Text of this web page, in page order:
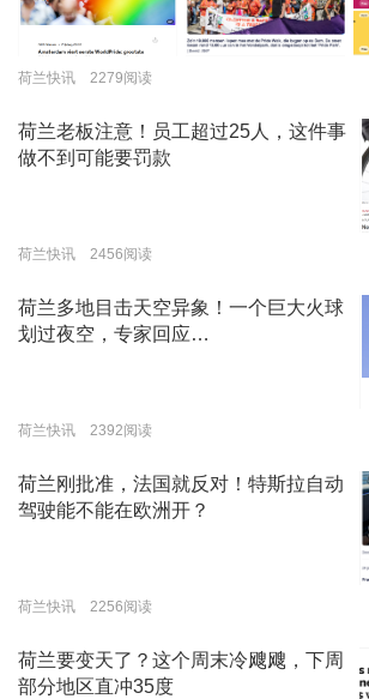
荷兰快讯 2279阅读
荷兰老板注意！员工超过25人，这件事
做不到可能要罚款
荷兰快讯 2456阅读
荷兰多地目击天空异象！一个巨大火球
划过夜空，专家回应…
荷兰快讯 2392阅读
荷兰刚批准，法国就反对！特斯拉自动
驾驶能不能在欧洲开？
荷兰快讯 2256阅读
荷兰要变天了？这个周末冷飕飕，下周
部分地区直冲35度